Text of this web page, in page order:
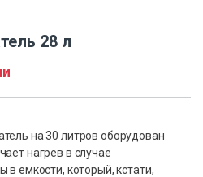
28 л
на 30 литров оборудован
нагрев в случае
в емкости, который, кстати,